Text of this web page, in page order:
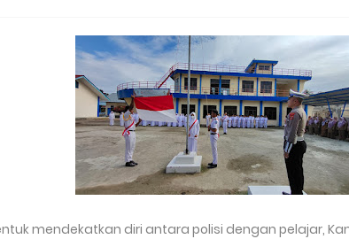
mendekatkan diri antara polisi dengan pelajar,